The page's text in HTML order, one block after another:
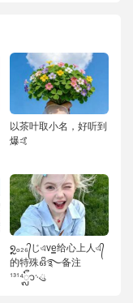
以茶叶取小名，好听到
爆🤙
໑ຼₒ₂₆᭄じএve͇给心上人এ᭄
的特殊ഒᩚ࿐备注
¹³¹⁴ᬽ࿙ུ